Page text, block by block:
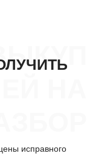
НА
исправного